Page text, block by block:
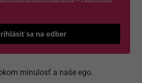
v novom okne)
sa na odber
minulosť a naše ego.